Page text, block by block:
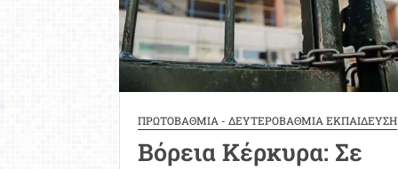
ΠΡΩΤΟΒΑΘΜΙΑ - ΔΕΥΤΕΡΟΒΑΘΜΙΑ ΕΚΠΑΙΔΕΥΣΗ
Βόρεια Κέρκυρα: Σε